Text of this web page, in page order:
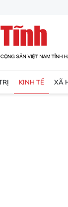
KINH TẾ XÃ